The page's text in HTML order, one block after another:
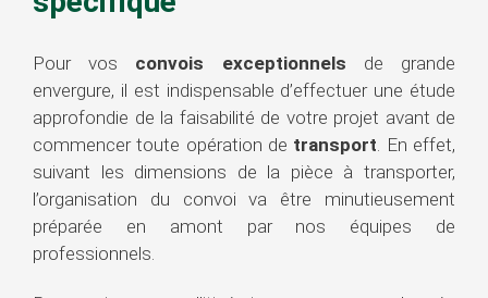
Pour vos convois exceptionnels de grande
envergure, il est indispensable d’effectuer une étude
approfondie de la faisabilité de votre projet avant de
commencer toute opération de transport. En effet,
suivant les dimensions de la pièce à transporter,
l’organisation du convoi va être minutieusement
préparée en amont par nos équipes de
professionnels.